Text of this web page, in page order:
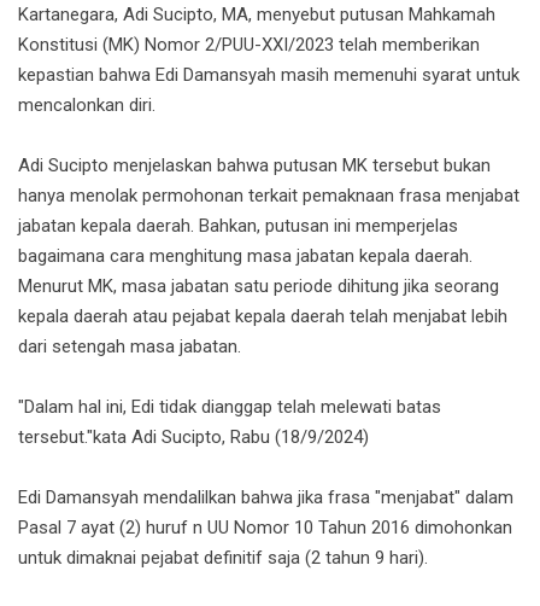
Kartanegara, Adi Sucipto, MA, menyebut putusan Mahkamah
Konstitusi (MK) Nomor 2/PUU-XXI/2023 telah memberikan
kepastian bahwa Edi Damansyah masih memenuhi syarat untuk
mencalonkan diri.
Adi Sucipto menjelaskan bahwa putusan MK tersebut bukan
hanya menolak permohonan terkait pemaknaan frasa menjabat
jabatan kepala daerah. Bahkan, putusan ini memperjelas
bagaimana cara menghitung masa jabatan kepala daerah.
Menurut MK, masa jabatan satu periode dihitung jika seorang
kepala daerah atau pejabat kepala daerah telah menjabat lebih
dari setengah masa jabatan.
"Dalam hal ini, Edi tidak dianggap telah melewati batas
tersebut."kata Adi Sucipto, Rabu (18/9/2024)
Edi Damansyah mendalilkan bahwa jika frasa "menjabat" dalam
Pasal 7 ayat (2) huruf n UU Nomor 10 Tahun 2016 dimohonkan
untuk dimaknai pejabat definitif saja (2 tahun 9 hari).